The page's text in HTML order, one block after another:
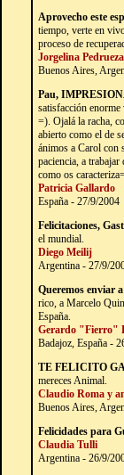
Aprovecho este
tiempo, verte en
proceso de
Jorgelina
Buenos Aires,
Pau,
satisfacción enorme
=). Ojalá la racha,
abierto como el de
ánimos a Carol con
paciencia, a
como os
Patricia Gallardo
España - 27/9/2004
Felicitaciones,
el mundial.
Diego Meilij
Argentina - 27/9/
Queremos enviar
rico, a Marcelo
España.
Gerardo "Fierro"
Badajoz, España -
TE FELICITO
mereces Animal.
Claudio Roma y
Buenos Aires,
Felicidades para
Claudia Tulli
Argentina - 26/9/